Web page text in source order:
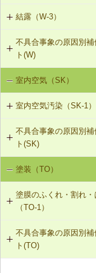
T-1-007 敷居のレベル調
T-1-008 建具上桟削り調
T-1-009 建具枠の取替え
W-1-502 軒先水切・軒
W-1-503 棟部下地及び
の再施工
W-1-504 下ぶき材（二
板の再施工
ング再施工
防水紙の再施工／遮音性
W-1-507 換気フード等
W-1-508 排気ダクトの
W-2-001 混合水栓の接
W-2-002 給湯配管の取
W-2-003 給水・給湯配
スケット交換
W-2-004 継手の交換
W-2-005 大便器と排水
取付け直し
W-2-006 給水配管ルート
W-2-007 洗濯機防水パ
の取付け直し
結露（W-3）
W-3-001 防露型の便器
に交換
W-3-002 結露受、結露
W-3-003 熱交換型換気扇
W-3-004 湿度連動型換
露被覆
W-3-102 天井断熱材の
不具合事象の原因別補
ト(W)
降雨による漏水（W-1）
設備からの漏水（W-2）
結露（W-3）
室内空気（SK）
室内空気汚染（SK-1）
SK-1-001 給排気口の位
SK-1-002 ダクトの増設
SK-1-004 通気措置を講
の交換
SK-1-003 換気ファンの
不具合事象の原因別補
ト(SK)
室内空気の汚染（SK-1）
塗装（TO）
塗膜のふくれ・割れ・
（TO-1）
TO-1-001 外壁の塗料の
クリート系下地)
不具合事象の原因別補
ト(TO)